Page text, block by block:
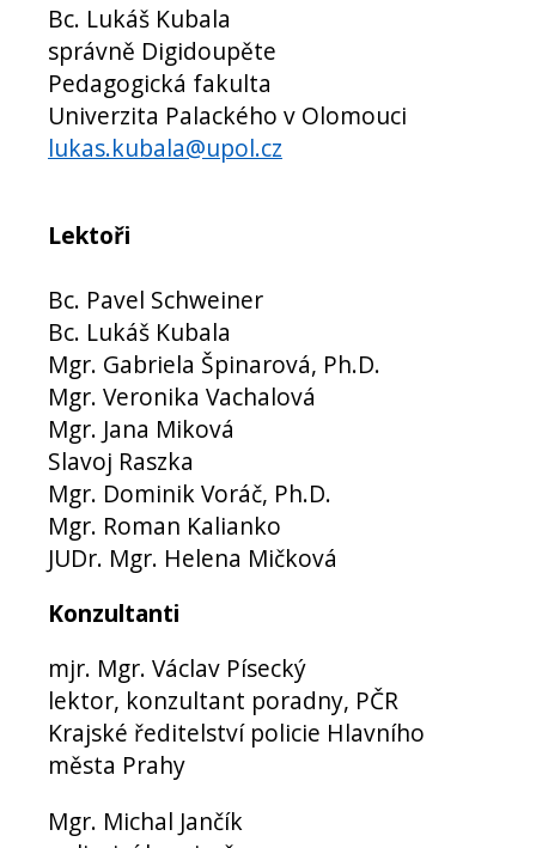
Bc. Lukáš Kubala
správně Digidoupěte
Pedagogická fakulta
Univerzita Palackého v Olomouci
lukas.kubala@upol.cz
Lektoři
Bc. Pavel Schweiner
Bc. Lukáš Kubala
Mgr. Gabriela Špinarová, Ph.D.
Mgr. Veronika Vachalová
Mgr. Jana Miková
Slavoj Raszka
Mgr. Dominik Voráč, Ph.D.
Mgr. Roman Kalianko
JUDr. Mgr. Helena Mičková
Konzultanti
mjr. Mgr. Václav Písecký
lektor, konzultant poradny, PČR
Krajské ředitelství policie Hlavního
města Prahy
Mgr. Michal Jančík